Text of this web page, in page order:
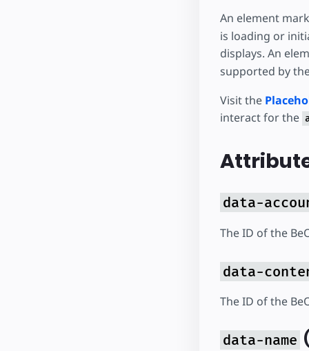
An element
is loading or
displays. An
supported by
Visit the
interact for the
data-
The ID of the
data-
The ID of the
data-name